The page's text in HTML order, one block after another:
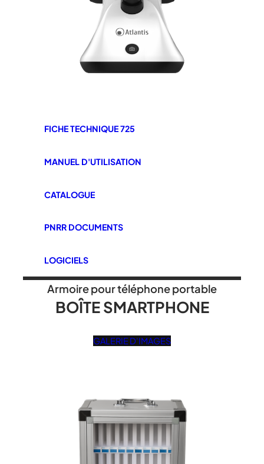
FICHE TECHNIQUE 725
MANUEL D'UTILISATION
CATALOGUE
PNRR DOCUMENTS
LOGICIELS
Armoire pour téléphone portable
BOÎTE SMARTPHONE
GALERIE D'IMAGES